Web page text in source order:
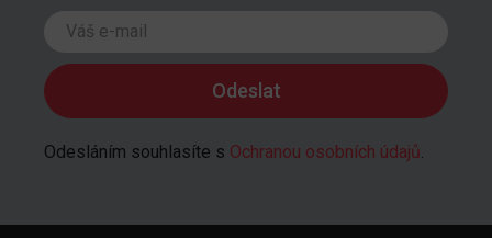
Odesláním souhlasíte s Ochranou osobních údajů.